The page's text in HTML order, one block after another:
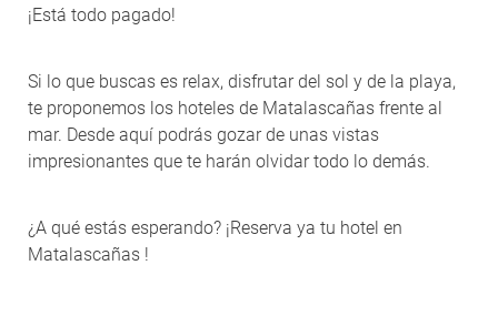
¡Está todo pagado!
Si lo que buscas es relax, disfrutar del sol y de la playa,
te proponemos los hoteles de Matalascañas frente al
mar. Desde aquí podrás gozar de unas vistas
impresionantes que te harán olvidar todo lo demás.
¿A qué estás esperando? ¡Reserva ya tu hotel en
Matalascañas !